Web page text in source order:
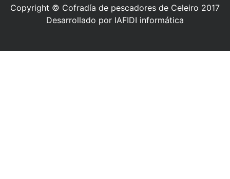
Copyright © Cofradía de pescadores de Celeiro 2017
Desarrollado por IAFIDI informática